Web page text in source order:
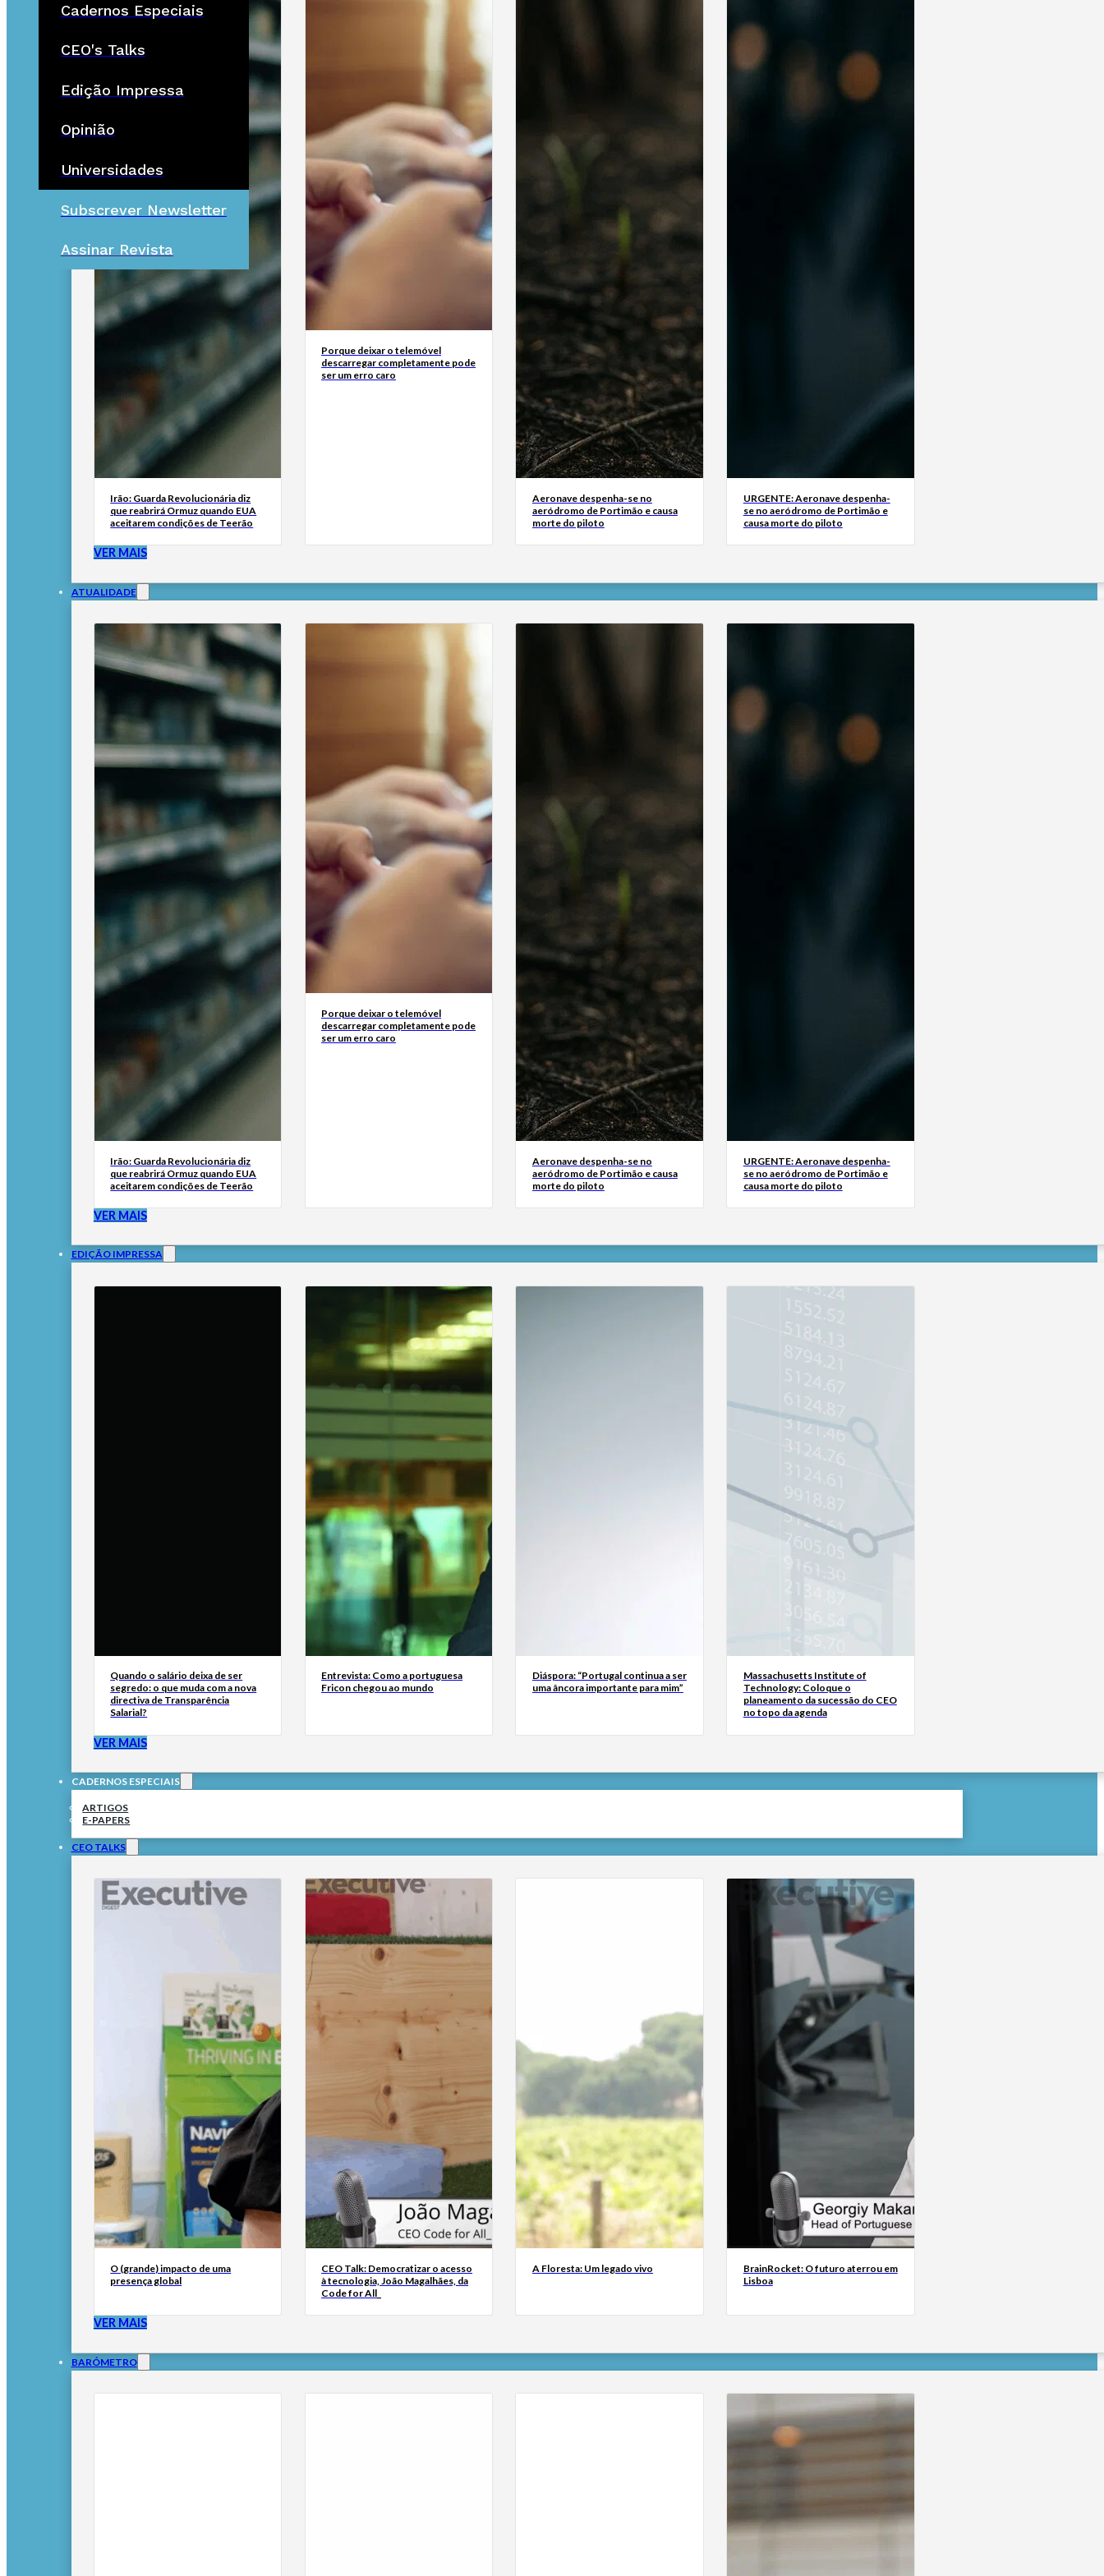
Cadernos Especiais
CEO's Talks
Edição Impressa
Opinião
Universidades
Subscrever Newsletter
Assinar Revista
Irão: Guarda Revolucionária diz
que reabrirá Ormuz quando EUA
aceitarem condições de Teerão
Porque deixar o telemóvel
descarregar completamente pode
ser um erro caro
Aeronave despenha-se no
aeródromo de Portimão e causa
morte do piloto
URGENTE: Aeronave despenha-
se no aeródromo de Portimão e
causa morte do piloto
VER MAIS
ATUALIDADE
Irão: Guarda Revolucionária diz
que reabrirá Ormuz quando EUA
aceitarem condições de Teerão
Porque deixar o telemóvel
descarregar completamente pode
ser um erro caro
Aeronave despenha-se no
aeródromo de Portimão e causa
morte do piloto
URGENTE: Aeronave despenha-
se no aeródromo de Portimão e
causa morte do piloto
VER MAIS
EDIÇÃO IMPRESSA
Quando o salário deixa de ser
segredo: o que muda com a nova
directiva de Transparência
Salarial?
Entrevista: Como a portuguesa
Fricon chegou ao mundo
Diáspora: “Portugal continua a ser
uma âncora importante para mim”
Massachusetts Institute of
Technology: Coloque o
planeamento da sucessão do CEO
no topo da agenda
VER MAIS
CADERNOS ESPECIAIS
ARTIGOS
E-PAPERS
CEO TALKS
O (grande) impacto de uma
presença global
CEO Talk: Democratizar o acesso
à tecnologia, João Magalhães, da
Code for All_
A Floresta: Um legado vivo
BrainRocket: O futuro aterrou em
Lisboa
VER MAIS
BARÓMETRO